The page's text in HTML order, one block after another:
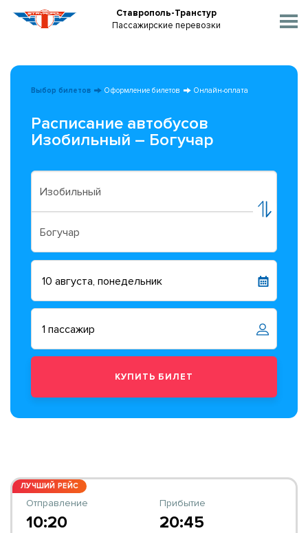
Ставрополь-Транстур
Пассажирские перевозки
Выбор билетов Оформление билетов Онлайн-оплата
Расписание автобусов
Изобильный – Богучар
ЛУЧШИЙ РЕЙС
Отправление
10:20
Прибытие
20:45